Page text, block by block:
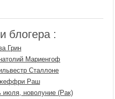
блогера :
Грин
Мариенгоф
Сталлоне
Раш
июля, новолуние (Рак)